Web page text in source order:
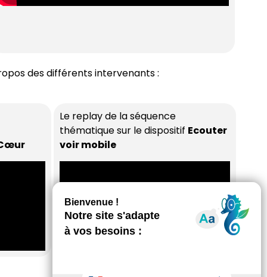
des différents intervenants :
Le replay de la séquence
thématique sur le dispositif Ecouter
voir mobile